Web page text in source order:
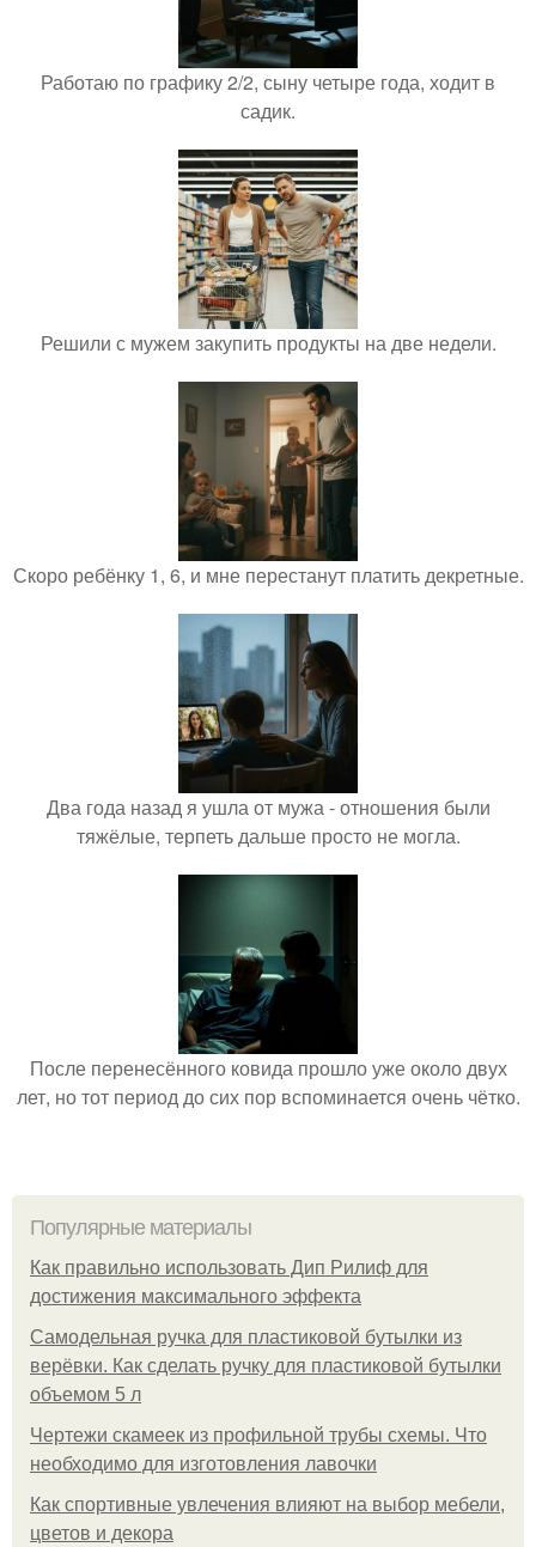
Работаю по графику 2/2, сыну четыре года, ходит в
садик.
Решили с мужем закупить продукты на две недели.
Скоро ребёнку 1, 6, и мне перестанут платить декретные.
Два года назад я ушла от мужа - отношения были
тяжёлые, терпеть дальше просто не могла.
После перенесённого ковида прошло уже около двух
лет, но тот период до сих пор вспоминается очень чётко.
Популярные материалы
Как правильно использовать Дип Рилиф для
достижения максимального эффекта
Самодельная ручка для пластиковой бутылки из
верёвки. Как сделать ручку для пластиковой бутылки
объемом 5 л
Чертежи скамеек из профильной трубы схемы. Что
необходимо для изготовления лавочки
Как спортивные увлечения влияют на выбор мебели,
цветов и декора